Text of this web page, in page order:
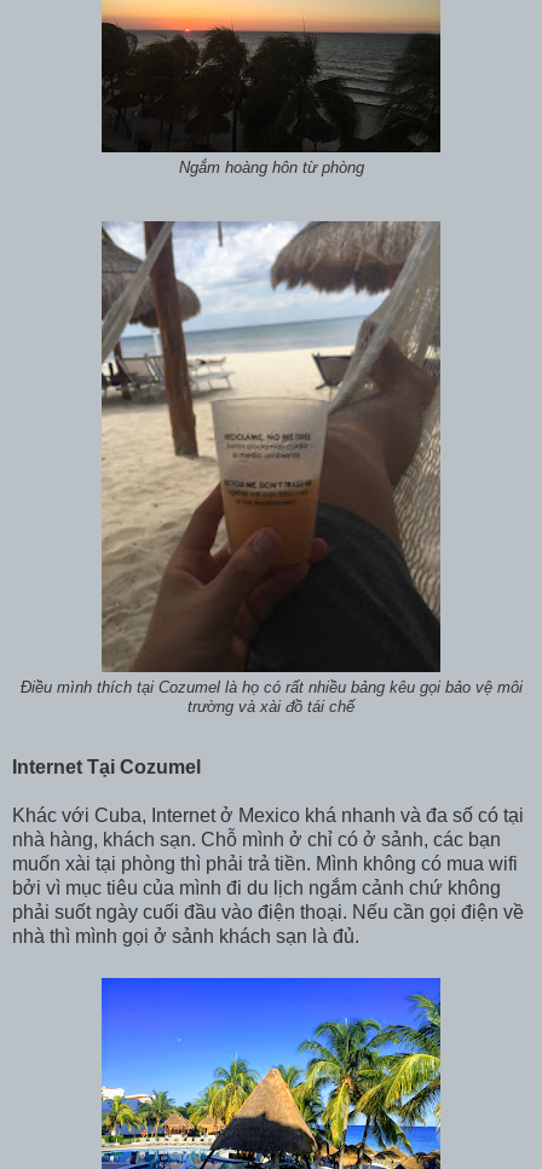
Ngắm hoàng hôn từ phòng
Điều mình thích tại Cozumel là họ có rất nhiều bảng kêu gọi bảo vệ môi
trường và xài đồ tái chế
Internet Tại Cozumel
Khác với Cuba, Internet ở Mexico khá nhanh và đa số có tại
nhà hàng, khách sạn. Chỗ mình ở chỉ có ở sảnh, các bạn
muốn xài tại phòng thì phải trả tiền. Mình không có mua wifi
bởi vì mục tiêu của mình đi du lịch ngắm cảnh chứ không
phải suốt ngày cuối đầu vào điện thoại. Nếu cần gọi điện về
nhà thì mình gọi ở sảnh khách sạn là đủ.